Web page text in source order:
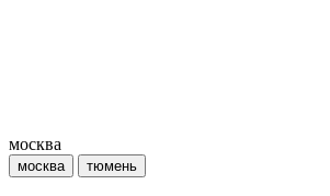
москва
москва тюмень